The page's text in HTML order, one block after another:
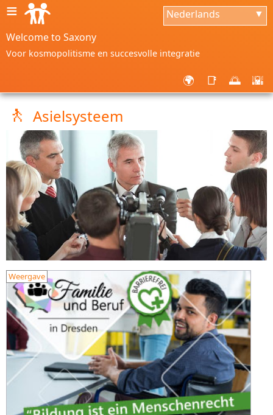
≡ Nederlands ▼
Welcome to Saxony
Voor kosmopolitisme en succesvolle integratie
🌍 📑 🌅 🌇
🚶 Asielsysteem
Weergave